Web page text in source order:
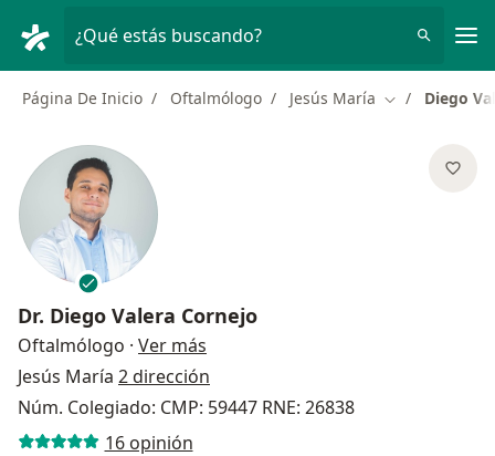
¿Qué estás buscando?
Página De Inicio Oftalmólogo Jesús María Cambiar de
Diego
Dr. Diego Valera Cornejo
Oftalmólogo · Ver más
Jesús María 2 dirección
Núm. Colegiado: CMP: 59447 RNE: 26838
16 opinión